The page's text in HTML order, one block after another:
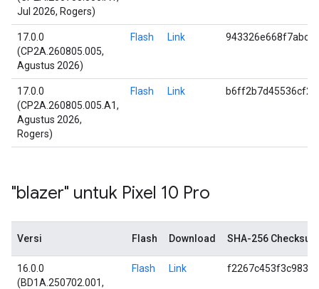
Jul 2026, Rogers)
17.0.0
(CP2A.260805.005,
Agustus 2026)
Flash Link
17.0.0
(CP2A.260805.005.A1,
Agustus 2026,
Rogers)
Flash Link
"blazer" untuk Pixel 10 Pro
Versi Flash Download SHA-256 Checksum
16.0.0
(BD1A.250702.001,
Flash Link